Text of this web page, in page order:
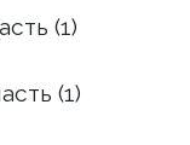
(1)
(1)